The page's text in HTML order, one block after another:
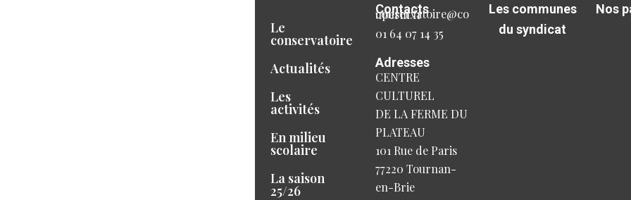
Le
conservatoire
Actualités
Les
activités
En milieu
scolaire
La saison
25/26
Contacts
conservatoire@couperin.fr
01 64 07 14 35
Adresses
CENTRE
CULTUREL
DE LA FERME DU
PLATEAU
101 Rue de Paris
77220 Tournan-
en-Brie
Les communes
du syndicat
Nos